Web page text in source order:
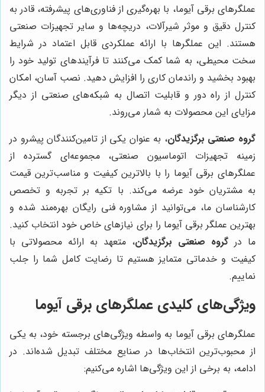
عملگرهای برقی آیوما، با بهره‌گیری از فناوری‌های پیشرفته، قادر به
کنترل دقیق و موثر شیرآلات، دریچه‌ها و سایر تجهیزات صنعتی
هستند. این عملگرها با ارائه عملکردی قابل اعتماد در شرایط
سخت محیطی، به شما کمک می‌کنند تا فرآیندهای تولید خود را
بهبود بخشید و راندمان کاری را افزایش دهید. نصب آسان، امکان
کنترل از راه دور و قابلیت اتصال به شبکه‌های صنعتی از دیگر
مزایای این محصولات به شمار می‌روند.
گروه صنعتی برگزیدگان، به عنوان یکی از تامین‌کنندگان پیشرو در
زمینه تجهیزات اتوماسیون صنعتی، مجموعه‌ای گسترده از
عملگرهای برقی آیوما را با بالاترین کیفیت و مناسب‌ترین قیمت
به مشتریان خود عرضه می‌کند. با تکیه بر تجربه و تخصص
کارشناسان ما، می‌توانید از مشاوره فنی رایگان بهره‌مند شده و
بهترین عملگر برقی آیوما را برای نیازهای خاص خود انتخاب کنید.
ما در گروه صنعتی برگزیدگان، متعهد به ارائه محصولاتی با
کیفیت و خدماتی متمایز هستیم تا رضایت کامل شما را جلب
نماییم.
ویژگی‌های کلیدی عملگرهای برقی آیوما
عملگرهای برقی آیوما به واسطه ویژگی‌های برجسته خود، به یکی
از محبوب‌ترین انتخاب‌ها در صنایع مختلف تبدیل شده‌اند. در
ادامه، به برخی از این ویژگی‌ها اشاره می‌کنیم: